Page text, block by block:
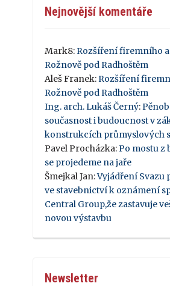
Nejnovější komentáře
Mark8:Rozšíření firemního
Rožnově pod Radhoštěm
Aleš Franek:Rozšíření
Rožnově pod Radhoštěm
Ing. arch. Lukáš Černý:
současnost i budoucnost v
konstrukcích průmyslových
Pavel Procházka:Po mostu z
se projedeme na jaře
Šmejkal Jan:Vyjádření Svazu
ve stavebnictví k oznámení
Central Group,že zastavuje
novou výstavbu
Newsletter